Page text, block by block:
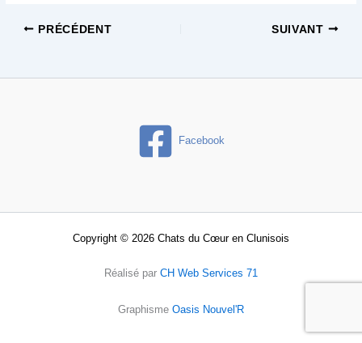
PRÉCÉDENT SUIVANT
Facebook
Copyright © 2026 Chats du Cœur en Clunisois
Réalisé par CH Web Services 71
Graphisme Oasis Nouvel'R